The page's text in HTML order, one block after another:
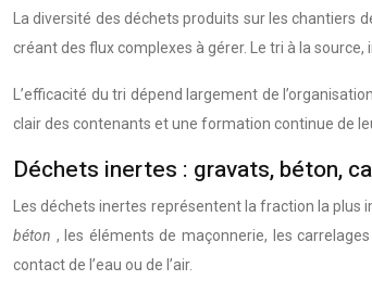
La diversité des déchets produits sur les
créant des flux complexes à gérer. Le tri à la
L’efficacité du tri dépend largement de
clair des contenants et une formation continue de
Déchets inertes : gravats, béton,
Les déchets inertes représentent la fraction la
béton , les éléments de maçonnerie, les
contact de l’eau ou de l’air.